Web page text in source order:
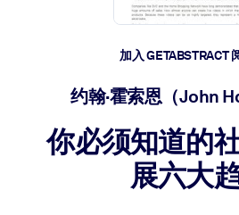
培养您的员工应对未来挑战所需的技
按系统
面向 LMS/LXP
将简短且经过验证的知识引入您的
加入 GETABSTRACT
约翰·霍索恩（John
你必须知道的
展六大